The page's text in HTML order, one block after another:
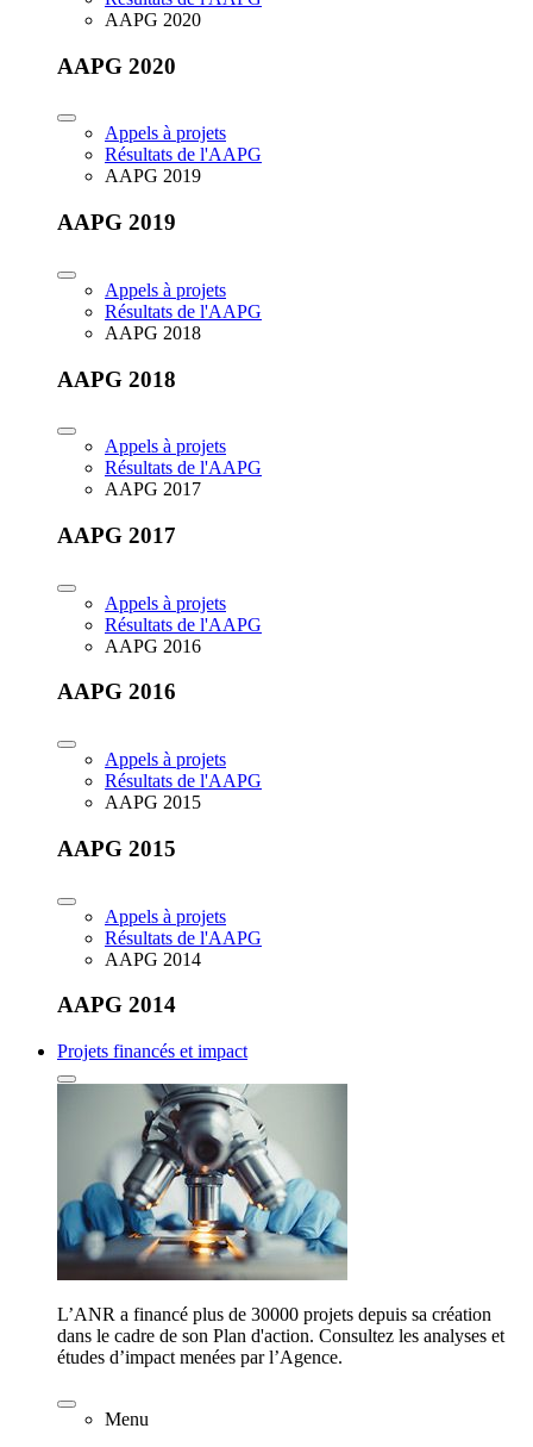
AAPG 2020
AAPG 2020
Appels à projets
Résultats de l'AAPG
AAPG 2019
AAPG 2019
Appels à projets
Résultats de l'AAPG
AAPG 2018
AAPG 2018
Appels à projets
Résultats de l'AAPG
AAPG 2017
AAPG 2017
Appels à projets
Résultats de l'AAPG
AAPG 2016
AAPG 2016
Appels à projets
Résultats de l'AAPG
AAPG 2015
AAPG 2015
Appels à projets
Résultats de l'AAPG
AAPG 2014
AAPG 2014
Projets financés et impact
L’ANR a financé plus de 30000 projets depuis sa création
dans le cadre de son Plan d'action. Consultez les analyses et
études d’impact menées par l’Agence.
Menu